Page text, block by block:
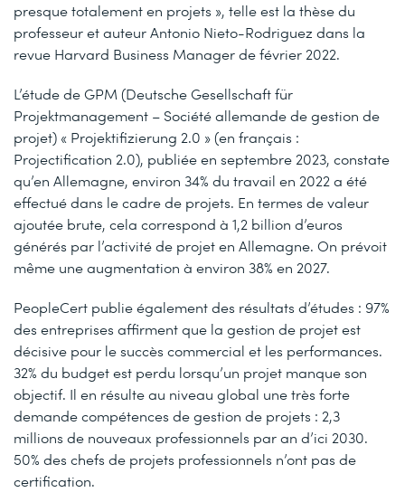
presque totalement en projets », telle est la thèse du
professeur et auteur Antonio Nieto-Rodriguez dans la
revue Harvard Business Manager de février 2022.
L’étude de GPM (Deutsche Gesellschaft für
Projektmanagement – Société allemande de gestion de
projet) « Projektifizierung 2.0 » (en français :
Projectification 2.0), publiée en septembre 2023, constate
qu’en Allemagne, environ 34% du travail en 2022 a été
effectué dans le cadre de projets. En termes de valeur
ajoutée brute, cela correspond à 1,2 billion d’euros
générés par l’activité de projet en Allemagne. On prévoit
même une augmentation à environ 38% en 2027.
PeopleCert publie également des résultats d’études : 97%
des entreprises affirment que la gestion de projet est
décisive pour le succès commercial et les performances.
32% du budget est perdu lorsqu’un projet manque son
objectif. Il en résulte au niveau global une très forte
demande compétences de gestion de projets : 2,3
millions de nouveaux professionnels par an d’ici 2030.
50% des chefs de projets professionnels n’ont pas de
certification.